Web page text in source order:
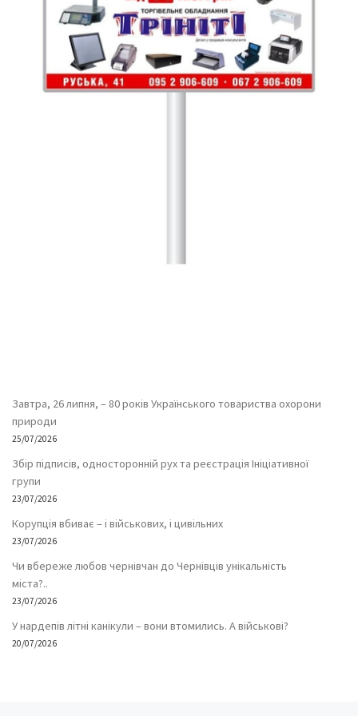
Завтра, 26 липня, – 80 років Українського товариства охорони
природи
25/07/2026
Збір підписів, односторонній рух та реєстрація Ініціативної
групи
23/07/2026
Корупція вбиває – і військових, і цивільних
23/07/2026
Чи вбереже любов чернівчан до Чернівців унікальність
міста?..
23/07/2026
У нардепів літні канікули – вони втомились. А військові?
20/07/2026